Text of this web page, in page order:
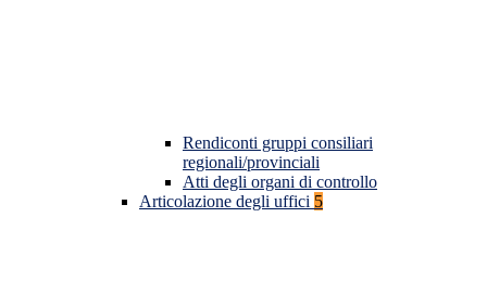
Rendiconti gruppi consiliari
regionali/provinciali
Atti degli organi di controllo
Articolazione degli uffici 5